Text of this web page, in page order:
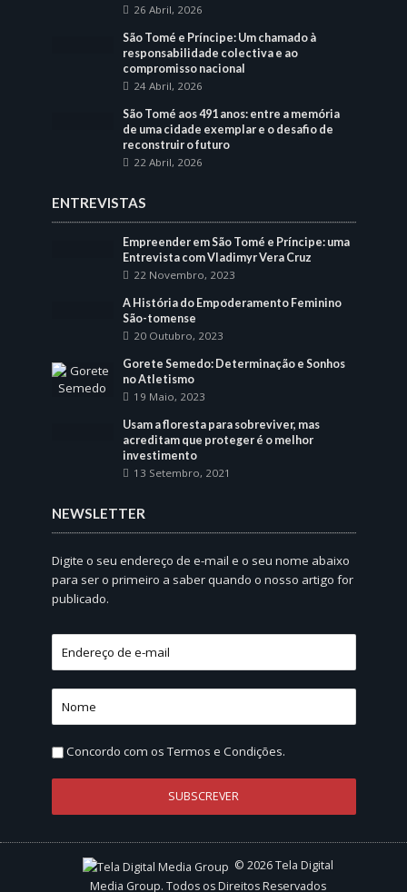
26 Abril, 2026
São Tomé e Príncipe: Um chamado à
responsabilidade colectiva e ao
compromisso nacional
24 Abril, 2026
São Tomé aos 491 anos: entre a memória
de uma cidade exemplar e o desafio de
reconstruir o futuro
22 Abril, 2026
ENTREVISTAS
Empreender em São Tomé e Príncipe: uma
Entrevista com Vladimyr Vera Cruz
22 Novembro, 2023
A História do Empoderamento Feminino
São-tomense
20 Outubro, 2023
Gorete Semedo: Determinação e Sonhos
no Atletismo
19 Maio, 2023
Usam a floresta para sobreviver, mas
acreditam que proteger é o melhor
investimento
13 Setembro, 2021
NEWSLETTER
Digite o seu endereço de e-mail e o seu nome abaixo
para ser o primeiro a saber quando o nosso artigo for
publicado.
Concordo com osTermos e Condições.
© 2026 Tela Digital
Media Group. Todos os Direitos Reservados